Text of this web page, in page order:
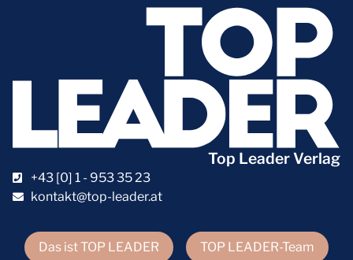
Das ist TOP LEADER TOP LEADER-Team
Top Leader Verlag
+43 [0] 1 - 953 35 23
kontakt@top-leader.at